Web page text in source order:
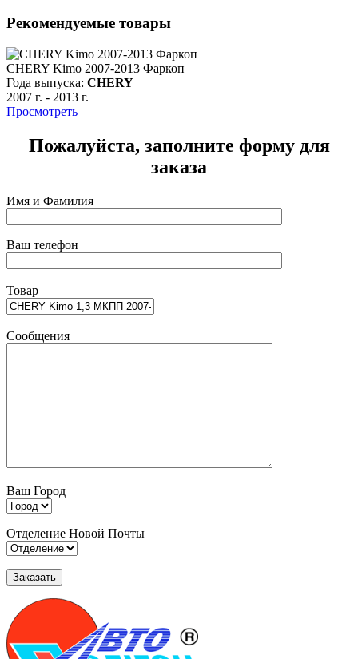
Рекомендуемые товары
CHERY Kimo 2007-2013 Фаркоп
Года выпуска: CHERY
2007 г. - 2013 г.
Просмотреть
Пожалуйста, заполните форму для
заказа
Имя и Фамилия
Ваш телефон
Товар
Сообщения
Ваш Город
Отделение Новой Почты